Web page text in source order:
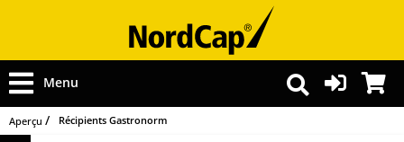
Menu
Aperçu Récipients Gastronorm